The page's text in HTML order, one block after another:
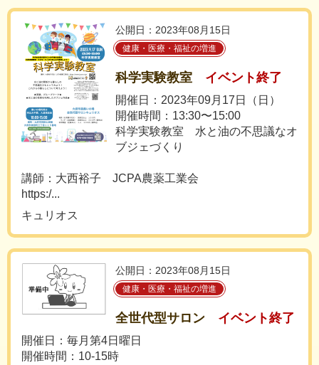
公開日：2023年08月15日
健康・医療・福祉の増進
科学実験教室 イベント終了
開催日：2023年09月17日（日）
開催時間：13:30〜15:00
科学実験教室 水と油の不思議なオ
ブジェづくり
講師：大西裕子 JCPA農薬工業会
https:/...
キュリオス
公開日：2023年08月15日
健康・医療・福祉の増進
全世代型サロン イベント終了
開催日：毎月第4日曜日
開催時間：10-15時